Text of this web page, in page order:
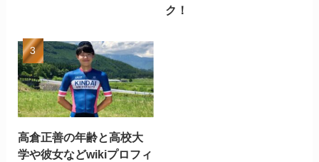
ク！
高倉正善の年齢と高校大
学や彼女などwikiプロフィ